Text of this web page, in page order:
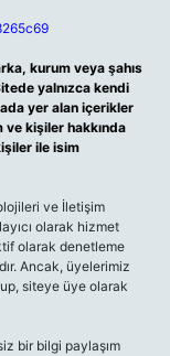
kurum veya şahıs
yalnızca kendi
yer alan içerikler
kişiler hakkında
ile isim
ve İletişim
olarak hizmet
olarak denetleme
Ancak, üyelerimiz
siteye üye olarak
bir bilgi paylaşım